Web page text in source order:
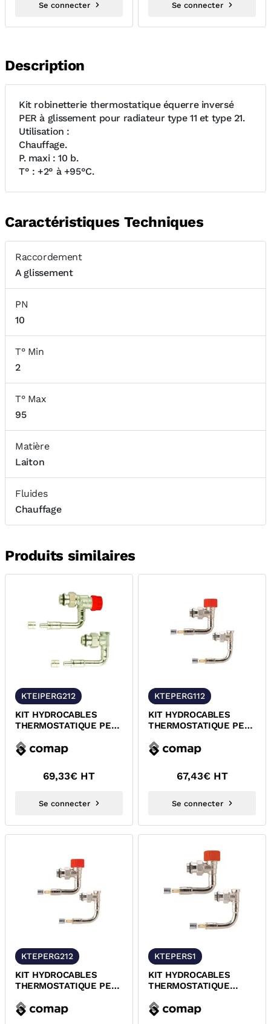
Se connecter Se connecter
Description
Kit robinetterie thermostatique équerre inversé
PER à glissement pour radiateur type 11 et type 21.
Utilisation :
Chauffage.
P. maxi : 10 b.
T° : +2° à +95°C.
Caractéristiques Techniques
Raccordement
A glissement
PN
10
T° Min
2
T° Max
95
Matière
Laiton
Fluides
Chauffage
Produits similaires
KTEIPERG212
KIT HYDROCABLES
THERMOSTATIQUE PER
R857222H
69,33€ HT
Se connecter
KTEPERG112
KIT HYDROCABLES
THERMOSTATIQUE PER
R858221H
67,43€ HT
Se connecter
KTEPERG212
KIT HYDROCABLES
THERMOSTATIQUE PER
R858222H
KTEPERS1
KIT HYDROCABLES
THERMOSTATIQUE
T11/T21 COMAP